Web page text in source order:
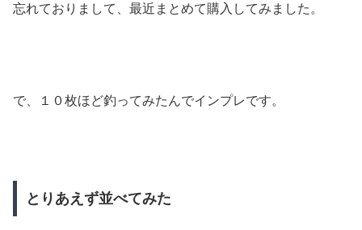
忘れておりまして、最近まとめて購入してみました。
で、１０枚ほど釣ってみたんでインプレです。
とりあえず並べてみた